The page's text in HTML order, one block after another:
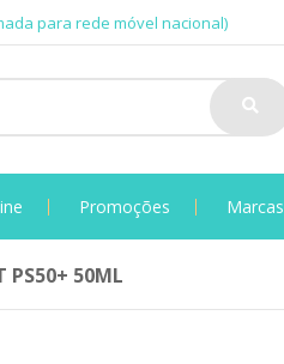
para rede móvel nacional)
Promoções Marcas
PS50+ 50ML